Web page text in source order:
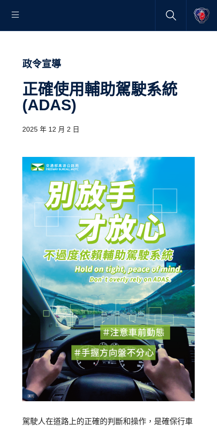
政令宣導
正確使用輔助駕駛系統
(ADAS)
2025 年 12 月 2 日
駕駛人在道路上的正確的判斷和操作，是確保行車